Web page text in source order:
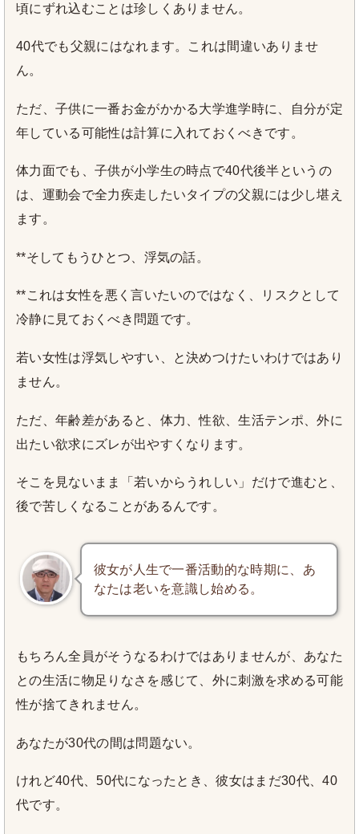
頃にずれ込むことは珍しくありません。
40代でも父親にはなれます。これは間違いありませ
ん。
ただ、子供に一番お金がかかる大学進学時に、自分が定
年している可能性は計算に入れておくべきです。
体力面でも、子供が小学生の時点で40代後半というの
は、運動会で全力疾走したいタイプの父親には少し堪え
ます。
**そしてもうひとつ、浮気の話。
**これは女性を悪く言いたいのではなく、リスクとして
冷静に見ておくべき問題です。
若い女性は浮気しやすい、と決めつけたいわけではあり
ません。
ただ、年齢差があると、体力、性欲、生活テンポ、外に
出たい欲求にズレが出やすくなります。
そこを見ないまま「若いからうれしい」だけで進むと、
後で苦しくなることがあるんです。
彼女が人生で一番活動的な時期に、あ
なたは老いを意識し始める。
もちろん全員がそうなるわけではありませんが、あなた
との生活に物足りなさを感じて、外に刺激を求める可能
性が捨てきれません。
あなたが30代の間は問題ない。
けれど40代、50代になったとき、彼女はまだ30代、40
代です。